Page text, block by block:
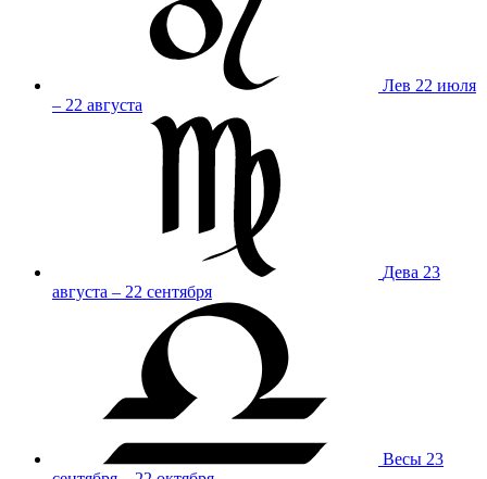
Лев 22 июля
– 22 августа
Дева 23
августа – 22 сентября
Весы 23